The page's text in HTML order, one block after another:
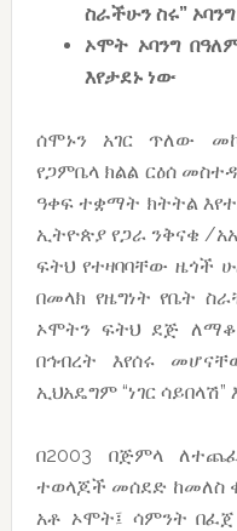
ስራችሁን ስሩ”
ኦሞት ኦባንግ
እየታደኑ ነው
ሰሞኑን አገር ጥለው
የጋምቤላ ክልል ርዕሰ
ዓቀፍ ተቋማት ክትትል
ኢትዮጵያ የጋራ ንቅናቄ /
ፍትህ የተዛባባቸው ዜጎች
በመላክ የዜግነት የቤት
ኦሞትን ፍትህ ደጅ
በኅብረት እየሰሩ
ኢህአዴግም “ነገር
በ2003 በጅምላ
ተወላጆች መሰደድ ከመለስ
አቶ ኦሞት፤ ሳምንት